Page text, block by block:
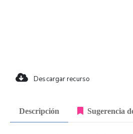
Descargar recurso
Descripción Sugerencia